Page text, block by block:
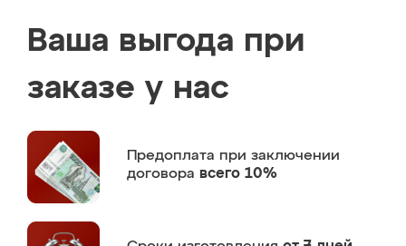
Ваша выгода при
заказе у нас
Предоплата при заключении
договора всего 10%